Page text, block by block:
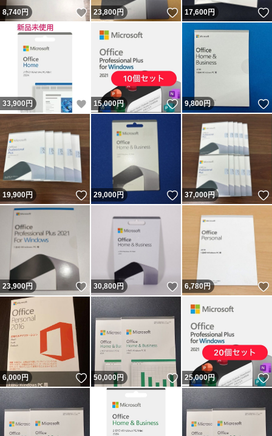
8,740円 いいね！
23,800円 いいね！
17,600円
33,900 円 いいね！
15,000円 いいね！
9,800円
19,900円 いいね！
29,000円 いいね！
37,000円
23,900円 いいね！
30,800円 いいね！
6,780円
6,000円 いいね！
50,000円 いいね！
25,000円